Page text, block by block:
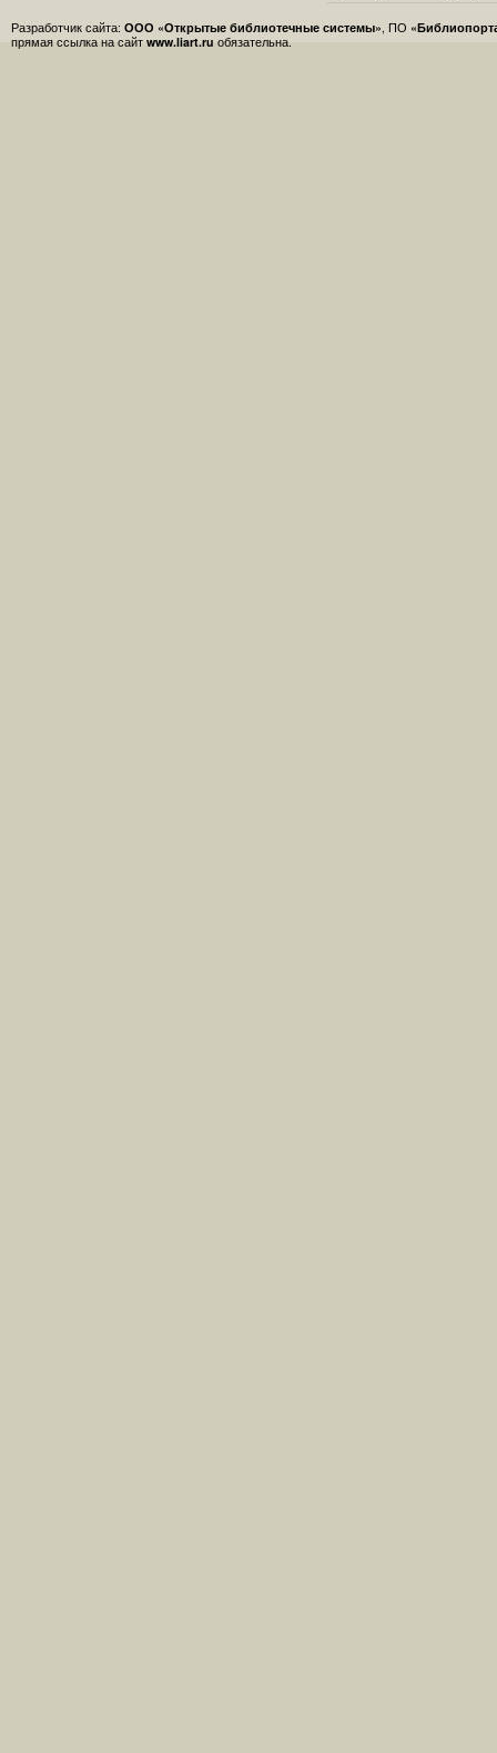
Разработчик сайта: ООО «Открытые библиотечные системы», ПО
прямая ссылка на сайт www.liart.ru обязательна.